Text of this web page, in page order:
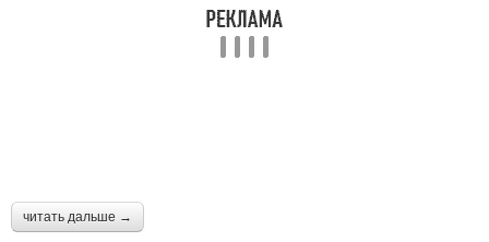
читать дальше →